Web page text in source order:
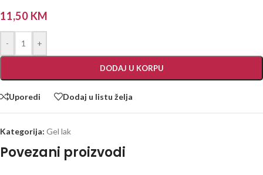
11,50 KM
- +
DODAJ U KORPU
Uporedi Dodaj u listu želja
Kategorija: Gel lak
Povezani proizvodi